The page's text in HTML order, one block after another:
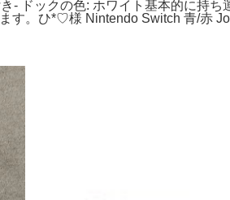
- ドックの色: ホワイト基本的に持
す。ひ*♡様 Nintendo Switch 青/赤